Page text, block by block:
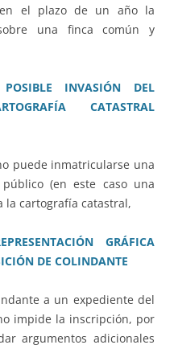
el plazo de un año la
una finca común y
INVASIÓN DEL
CATASTRAL
puede inmatricularse una
(en este caso una
la cartografía catastral,
GRÁFICA
DE COLINDANTE
a un expediente del
impide la inscripción, por
argumentos adicionales